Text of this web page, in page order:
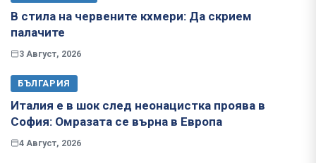
В стила на червените кхмери: Да скрием
палачите
3 Август, 2026
БЪЛГАРИЯ
Италия е в шок след неонацистка проява в
София: Омразата се върна в Европа
4 Август, 2026